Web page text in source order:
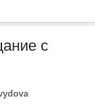
с